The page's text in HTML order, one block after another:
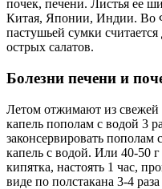
почек, печени. Листья ее
Китая, Японии, Индии. Во
пастушьей сумки
острых салатов.
Болезни печени и
Летом отжимают из
капель пополам с водой 3
законсервировать
капель с водой. Или 40-50
кипятка, настоять 1 час,
виде по полстакана 3-4